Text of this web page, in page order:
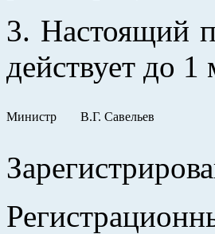
3. Настоящий
действует до 1
Министр В.Г. Савельев